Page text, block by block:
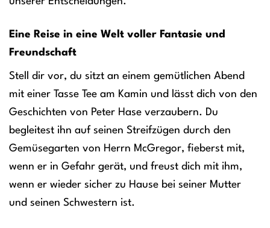
Eine Reise in eine Welt voller Fantasie und
Freundschaft
Stell dir vor, du sitzt an einem gemütlichen Abend
mit einer Tasse Tee am Kamin und lässt dich von den
Geschichten von Peter Hase verzaubern. Du
begleitest ihn auf seinen Streifzügen durch den
Gemüsegarten von Herrn McGregor, fieberst mit,
wenn er in Gefahr gerät, und freust dich mit ihm,
wenn er wieder sicher zu Hause bei seiner Mutter
und seinen Schwestern ist.